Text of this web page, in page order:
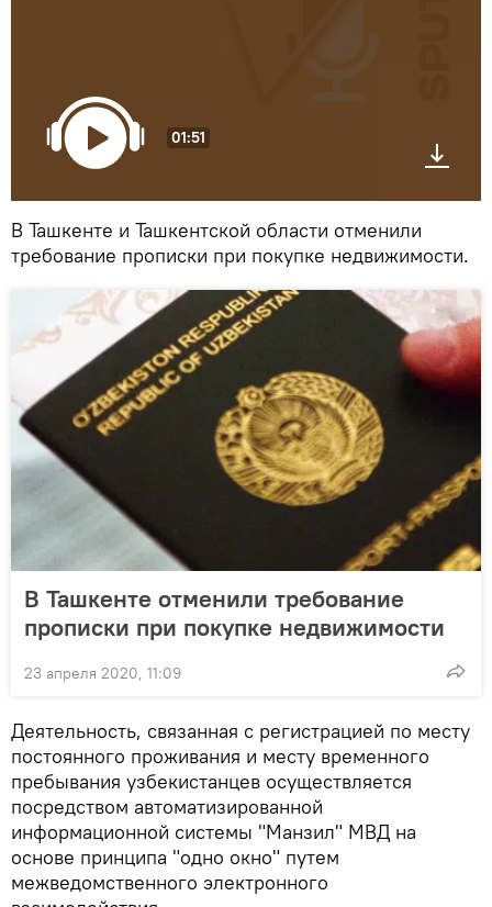
01:51
В Ташкенте и Ташкентской области отменили
требование прописки при покупке недвижимости.
В Ташкенте отменили требование
прописки при покупке недвижимости
23 апреля 2020, 11:09
Деятельность, связанная с регистрацией по месту
постоянного проживания и месту временного
пребывания узбекистанцев осуществляется
посредством автоматизированной
информационной системы "Манзил" МВД на
основе принципа "одно окно" путем
межведомственного электронного